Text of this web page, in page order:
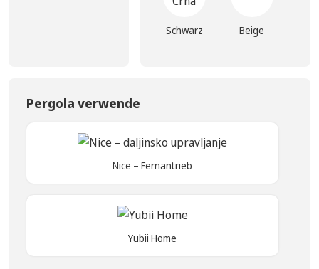
Schwarz Beige
Pergola verwende
Nice – Fernantrieb
Yubii Home